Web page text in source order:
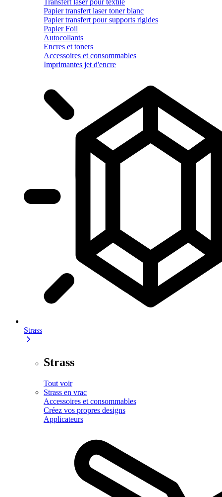
Papier transfert laser toner blanc
Papier transfert pour supports rigides
Papier Foil
Autocollants
Encres et toners
Accessoires et consommables
Imprimantes jet d'encre
Strass
Strass
Tout voir
Strass en vrac
Accessoires et consommables
Créez vos propres designs
Applicateurs